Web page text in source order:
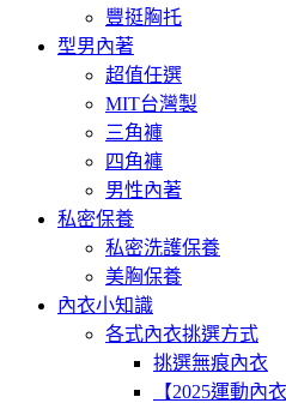
豐挺胸托
型男內著
超值任選
MIT台灣製
三角褲
四角褲
男性內著
私密保養
私密洗護保養
美胸保養
內衣小知識
各式內衣挑選方式
挑選無痕內衣
【2025運動內